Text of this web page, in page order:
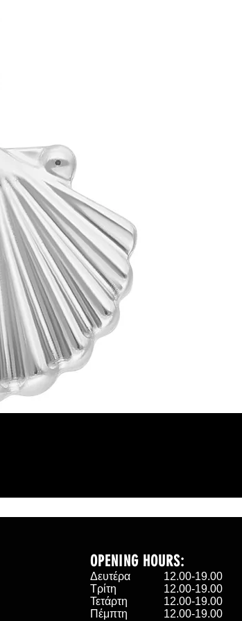
OPENING HOURS:
Δευτέρα 12.00-19.00
Τρίτη 12.00-19.00
Τετάρτη 12.00-19.00
Πέμπτη 12.00-19.00